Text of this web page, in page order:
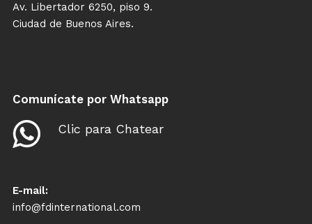
Av. Libertador 6250, piso 9.
Ciudad de Buenos Aires.
Comunícate por Whatsapp
Clic para Chatear
E-mail:
info@fdinternational.com